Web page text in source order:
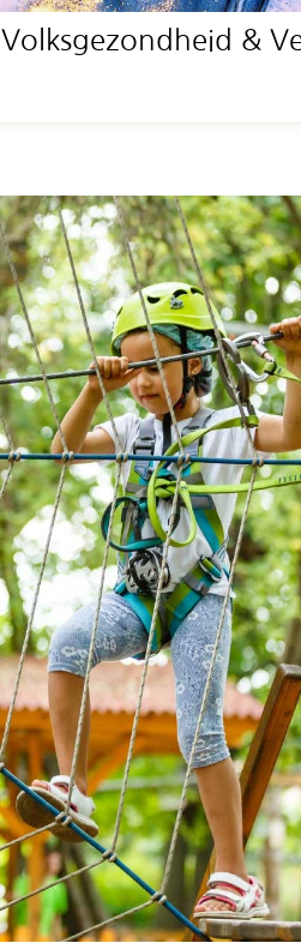
Volksgezondheid &